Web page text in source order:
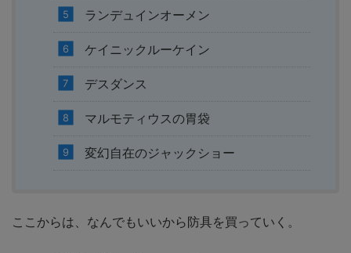
ランデュインオーメン
ケイニックルーケイン
デスダンス
マルモティウスの胃袋
変幻自在のジャックショー
ここからは、なんでもいいから防具を買っていく。